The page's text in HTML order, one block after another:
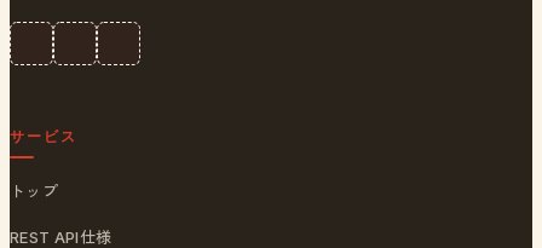
サービス
トップ
REST API仕様